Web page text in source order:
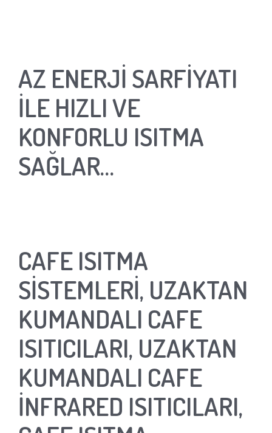
AZ ENERJİ SARFİYATI
İLE HIZLI VE
KONFORLU ISITMA
SAĞLAR…
CAFE ISITMA
SİSTEMLERİ, UZAKTAN
KUMANDALI CAFE
ISITICILARI, UZAKTAN
KUMANDALI CAFE
İNFRARED ISITICILARI,